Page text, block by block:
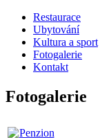
Restaurace
Ubytování
Kultura a sport
Fotogalerie
Kontakt
Fotogalerie